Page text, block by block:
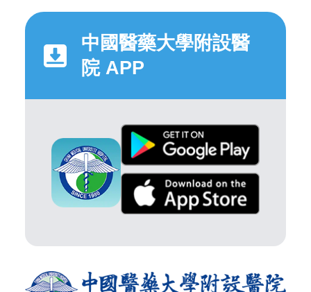
中國醫藥大學附設醫
院 APP